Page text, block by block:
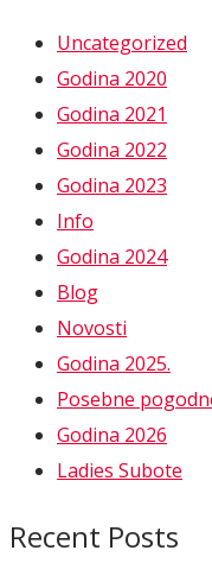
Uncategorized
Godina 2020
Godina 2021
Godina 2022
Godina 2023
Info
Godina 2024
Blog
Novosti
Godina 2025.
Posebne
Godina 2026
Ladies Subote
Recent Posts